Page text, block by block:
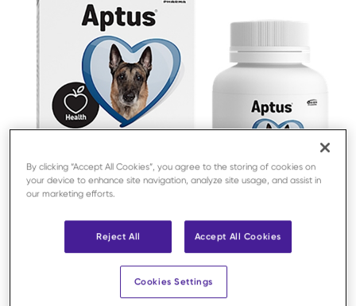
By clicking “Accept All Cookies”, you agree to the storing of cookies on
your device to enhance site navigation, analyze site usage, and assist in
our marketing efforts.
Reject All Accept All Cookies
Cookies Settings